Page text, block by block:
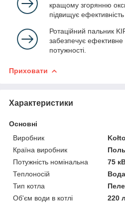
кращому згорянню
підвищує ефективність
Ротаційний пальник
забезпечує ефективне
потужності.
Приховати
Характеристики
Основні
Виробник
Країна виробник
Потужність номінальна
75
Теплоносій
Вода
Тип котла
Об'єм води в котлі
220 л